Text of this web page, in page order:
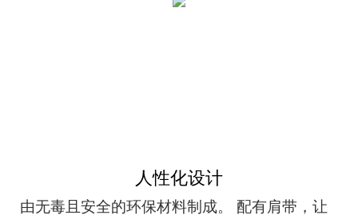
人性化设计
由无毒且安全的环保材料制成。 配有肩带，让